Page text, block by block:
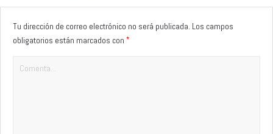
Tu dirección de correo electrónico no será publicada. Los campos
obligatorios están marcados con *